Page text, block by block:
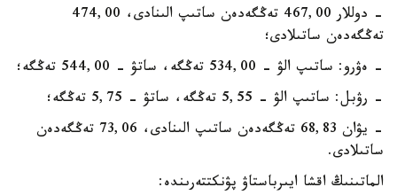
- دوللار 467,00 تەڭگەدەن ساتىپ الىنادى، 474,00
تەڭگەدەن ساتىلادى؛
- ەۋرو: ساتىپ الۋ - 534,00 تەڭگە، ساتۋ - 544,00 تەڭگە؛
- رۋبل: ساتىپ الۋ - 5,55 تەڭگە، ساتۋ - 5,75 تەڭگە؛
- يۋان 68,83 تەڭگەدەن ساتىپ الىنادى، 73,06 تەڭگەدەن
ساتىلادى.
الماتىنىڭ اقشا ايىرباستاۋ پۋنكتتەرىندە: